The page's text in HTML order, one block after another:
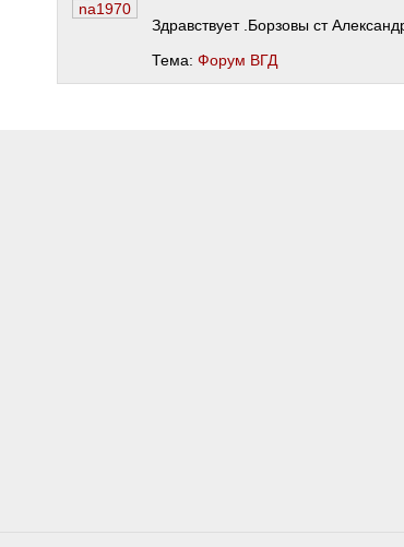
Здравствует .Борзовы ст
Тема: Форум ВГД